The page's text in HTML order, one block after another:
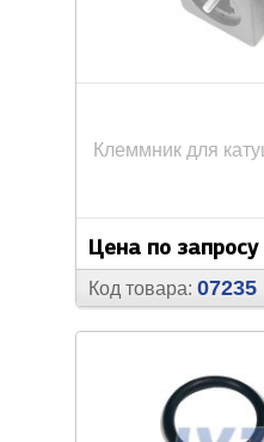
Клеммник для
Цена по запросу
Код товара: 07235